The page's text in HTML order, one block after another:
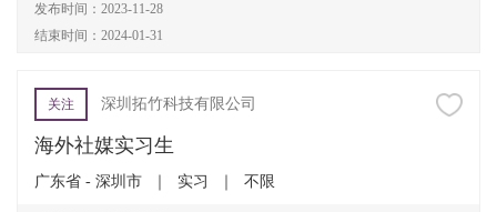
发布时间：2023-11-28
结束时间：2024-01-31
关注 深圳拓竹科技有限公司
海外社媒实习生
广东省 - 深圳市 实习 不限